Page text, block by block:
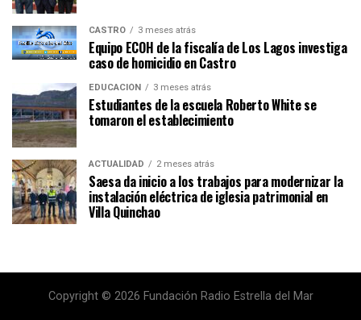
CASTRO 3 meses atrás
Equipo ECOH de la fiscalía de Los Lagos investiga
caso de homicidio en Castro
EDUCACIÓN 3 meses atrás
Estudiantes de la escuela Roberto White se
tomaron el establecimiento
ACTUALIDAD 2 meses atrás
Saesa da inicio a los trabajos para modernizar la
instalación eléctrica de iglesia patrimonial en
Villa Quinchao
Copyright © 2026 Fundación Radio Estrella del Mar